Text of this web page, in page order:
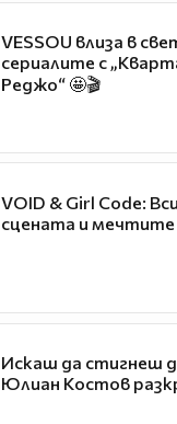
VESSOU влиза в
сериалите с
Реджо“ 🤩🎬
VOID & Girl Code:
сцената и мечтите
Искаш да стигнеш
Юлиан Костов